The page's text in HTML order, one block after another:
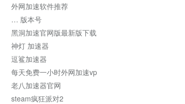
外网加速软件推荐
… 版本号
黑洞加速官网版最新版下载
神灯 加速器
逗鲨加速器
每天免费一小时外网加速vp
老八加速器官网
steam疯狂派对2